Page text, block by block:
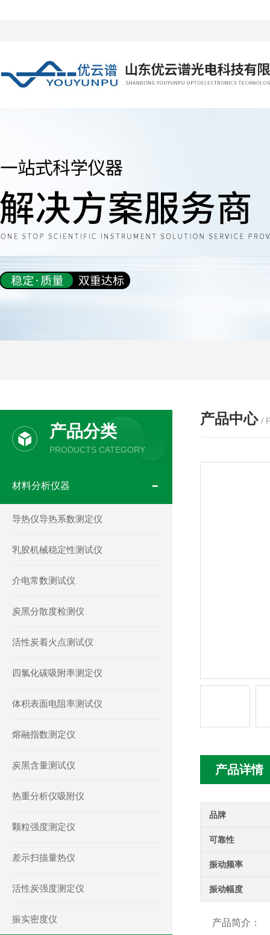
产品中心 /
产品详情
品牌
可靠性
振动频率
振动幅度
产品简介：
产品分类
PRODUCTS CATEGORY
材料分析仪器
导热仪导热系数测定仪
乳胶机械稳定性测试仪
介电常数测试仪
炭黑分散度检测仪
活性炭着火点测试仪
四氯化碳吸附率测定仪
体积表面电阻率测试仪
熔融指数测定仪
炭黑含量测试仪
热重分析仪吸附仪
颗粒强度测定仪
差示扫描量热仪
活性炭强度测定仪
振实密度仪